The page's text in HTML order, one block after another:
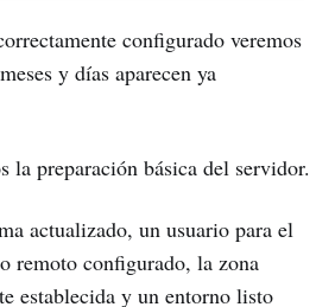
configurado veremos
y días aparecen ya
la preparación básica del servidor.
actualizado, un usuario para el
remoto configurado, la zona
establecida y un entorno listo